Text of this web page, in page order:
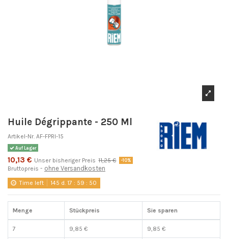
Huile Dégrippante - 250 Ml
Artikel-Nr. AF-FPRI-15
Auf Lager
10,13 € Unser bisheriger Preis 11,25 € -10%
Bruttopreis ohne Versandkosten
Time left 145 d. 17 : 59 : 49
Menge Stückpreis Sie sparen
7 9,85 € 9,85 €